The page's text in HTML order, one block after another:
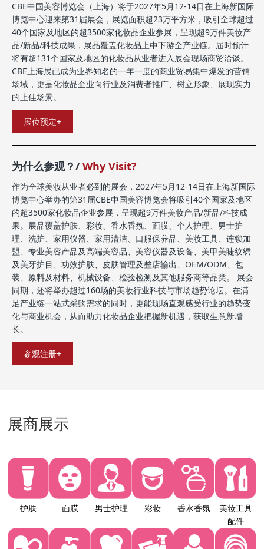
CBE中国美容博览会（上海）将于2027年5月12-14日在上海新国际
博览中心迎来第31届展会，展览面积超23万平方米，吸引全球超过
40个国家及地区的超3500家化妆品企业参展，呈现超9万件美妆产
品/新品/科技成果，展品覆盖化妆品上中下游全产业链。届时预计
将有超131个国家及地区的化妆品从业者进入展会现场商贸洽谈。
CBE上海展已成为业界知名的一年一度的商业贸易集中爆发的营销
场域，更是化妆品企业向行业及消费者推广、树立形象、展现实力
的上佳场景。
展位预定+
为什么参观？/Why Visit?
作为全球美妆从业者必到的展会，2027年5月12-14日在上海新国际
博览中心举办的第31届CBE中国美容博览会将吸引40个国家及地区
的超3500家化妆品企业参展，呈现超9万件美妆产品/新品/科技成
果。展品覆盖护肤、彩妆、香水香氛、面膜、个人护理、男士护
理、洗护、家用仪器、家用清洁、口服保养品、美妆工具、连锁加
盟、专业美容产品及高端美容品、美容仪器及设备、美甲美睫纹绣
及美牙护目、功效护肤、皮肤管理及整店输出、OEM/ODM、包
装、原料及材料、机械设备、检验检测及其他服务商等品类。 展会
同期，还将举办超过160场的美妆行业科技与市场趋势论坛。在满
足产业链一站式采购需求的同时，更能现场直观感受行业的趋势变
化与商业机会，从而助力化妆品企业把握新机遇，获取生意新增
长。
参观注册+
展商展示
护肤 面膜 男士护理 彩妆 香水香氛
美妆工具
配件